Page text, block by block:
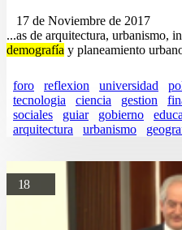
17 de Noviembre de 2017
...as de arquitectura, urbanismo,
demografía y planeamiento
foro reflexion universidad
tecnologia
ciencia gestion
sociales
guiar gobierno
arquitectura
urbanismo
18